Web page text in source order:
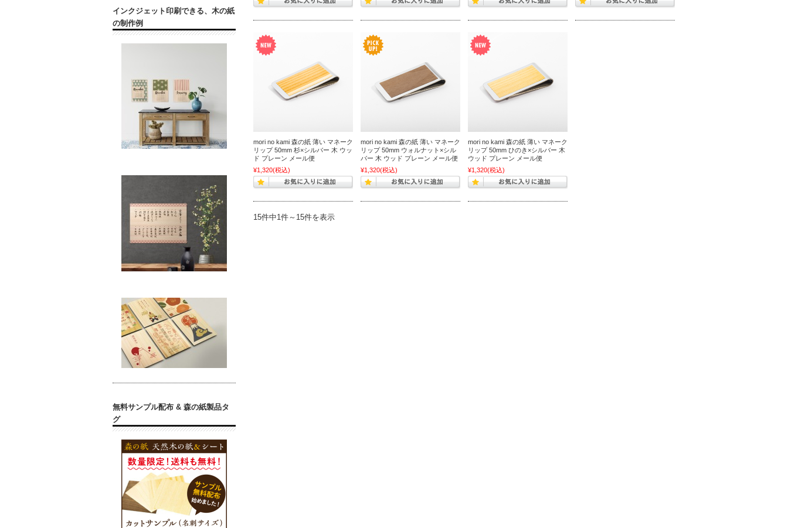
mori no kami 森の紙 薄い マネーク
リップ 50mm 杉×シルバー 木 ウッ
ド プレーン メール便
¥1,320(税込)
mori no kami 森の紙 薄い マネーク
リップ 50mm ウォルナット×シル
バー 木 ウッド プレーン メール便
¥1,320(税込)
mori no kami 森の紙 薄い マネーク
リップ 50mm ひのき×シルバー 木
ウッド プレーン メール便
¥1,320(税込)
15件中1件～15件を表示
インクジェット印刷できる、木の紙
の制作例
無料サンプル配布 & 森の紙製品タ
グ